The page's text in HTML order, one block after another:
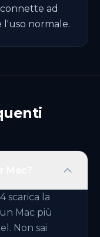
ad
normale.
scarica la
Mac più
Non sai